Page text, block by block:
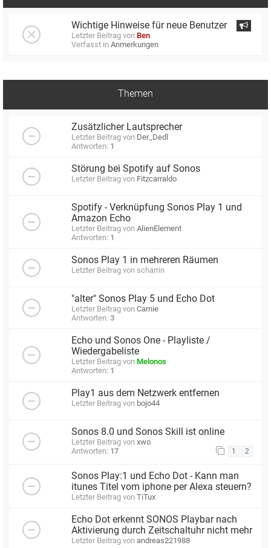
Wichtige Hinweise für neue Benutzer
Letzter Beitrag von Ben
Verfasst in Anmerkungen
Themen
Zusätzlicher Lautsprecher
Letzter Beitrag von Der_Dedl
Antworten: 1
Störung bei Spotify auf Sonos
Letzter Beitrag von Fitzcarraldo
Spotify - Verknüpfung Sonos Play 1 und
Amazon Echo
Letzter Beitrag von AlienElement
Antworten: 1
Sonos Play 1 in mehreren Räumen
Letzter Beitrag von scharrin
"alter" Sonos Play 5 und Echo Dot
Letzter Beitrag von Carnie
Antworten: 3
Echo und Sonos One - Playliste /
Wiedergabeliste
Letzter Beitrag von Melonos
Antworten: 1
Play1 aus dem Netzwerk entfernen
Letzter Beitrag von bojo44
Sonos 8.0 und Sonos Skill ist online
Letzter Beitrag von xwo
Antworten: 17 1 2
Sonos Play:1 und Echo Dot - Kann man
itunes Titel vom iphone per Alexa steuern?
Letzter Beitrag von TiTux
Echo Dot erkennt SONOS Playbar nach
Aktivierung durch Zeitschaltuhr nicht mehr
Letzter Beitrag von andreas221988